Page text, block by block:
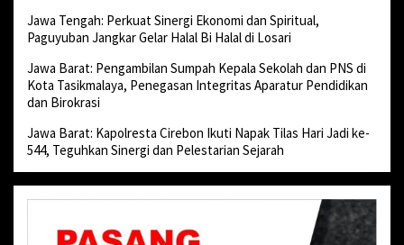
Jawa Tengah: Perkuat Sinergi Ekonomi dan Spiritual,
Paguyuban Jangkar Gelar Halal Bi Halal di Losari
Jawa Barat: Pengambilan Sumpah Kepala Sekolah dan PNS di
Kota Tasikmalaya, Penegasan Integritas Aparatur Pendidikan
dan Birokrasi
Jawa Barat: Kapolresta Cirebon Ikuti Napak Tilas Hari Jadi ke-
544, Teguhkan Sinergi dan Pelestarian Sejarah